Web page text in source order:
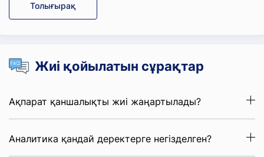
Толығырақ
Жиі қойылатын сұрақтар
Ақпарат қаншалықты жиі жаңартылады?
Аналитика қандай деректерге негізделген?